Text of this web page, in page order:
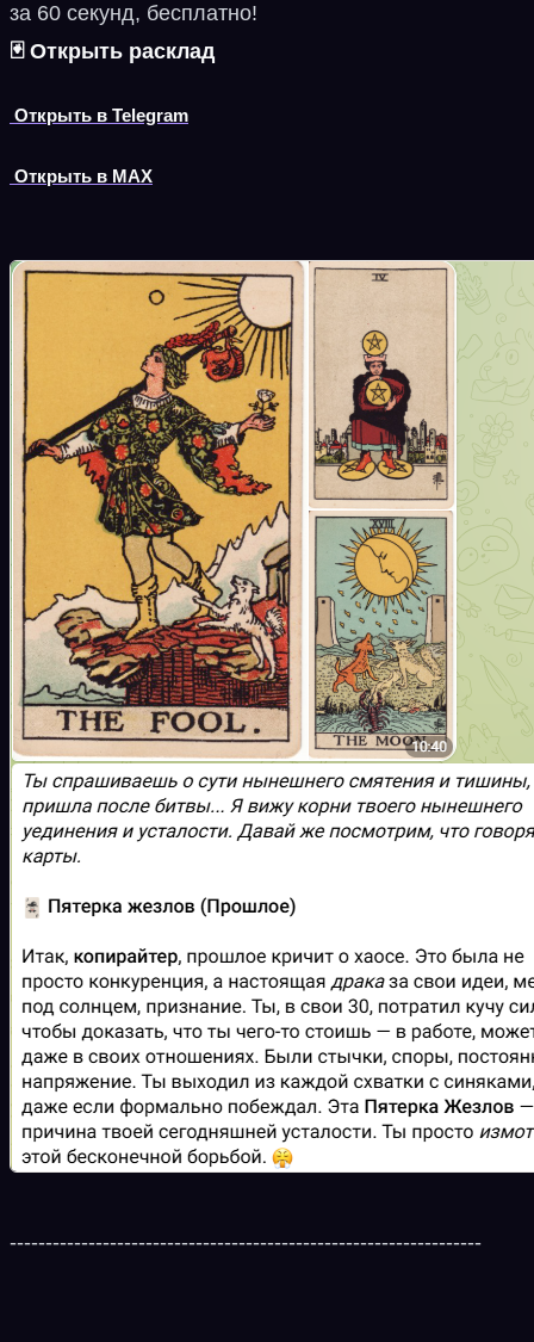
за 60 секунд, бесплатно!
🃏 Открыть расклад
Открыть в Telegram
Открыть в MAX
------------------------------------------------------------------